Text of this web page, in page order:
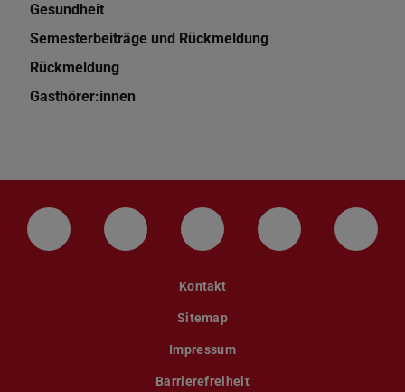
Gesundheit
Semesterbeiträge und Rückmeldung
Rückmeldung
Gasthörer:innen
LinkedIn-Seite der TU Darmstadt
Instagram-Kanal der TU
Bluesky-Kanal der TU
Facebook-
Kontakt
Sitemap
Impressum
Barrierefreiheit